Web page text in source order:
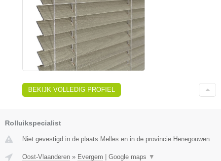
BEKIJK VOLLEDIG PROFIEL
Rolluikspecialist
Niet gevestigd in de plaats Melles en in de provincie Henegouwen.
Oost-Vlaanderen » Evergem Google maps ▼